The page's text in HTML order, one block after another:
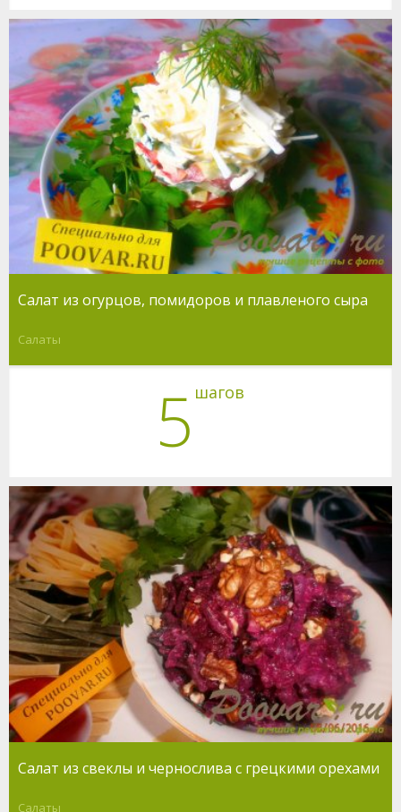
Салат из огурцов, помидоров и плавленого сыра
Салаты
5 шагов
Салат из свеклы и чернослива с грецкими орехами
Салаты